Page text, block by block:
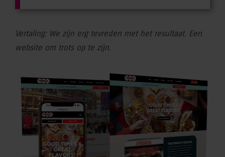
Vertaling: We zijn erg tevreden met het resultaat. Een
website om trots op te zijn.